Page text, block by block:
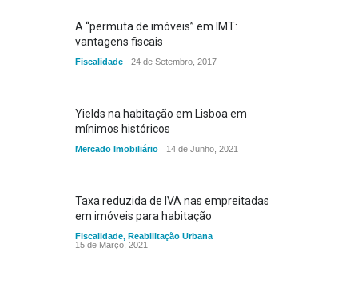
A “permuta de imóveis” em IMT:
vantagens fiscais
Fiscalidade 24 de Setembro, 2017
Yields na habitação em Lisboa em
mínimos históricos
Mercado Imobiliário 14 de Junho, 2021
Taxa reduzida de IVA nas empreitadas
em imóveis para habitação
Fiscalidade, Reabilitação Urbana
15 de Março, 2021